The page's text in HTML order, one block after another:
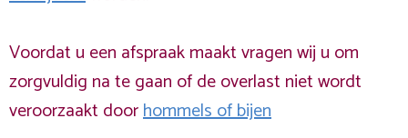
Voordat u een afspraak maakt vragen wij u om
zorgvuldig na te gaan of de overlast niet wordt
veroorzaakt doorhommels of bijen